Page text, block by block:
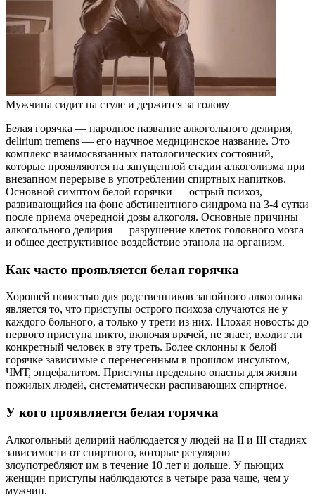
Мужчина сидит на стуле и держится за голову
Белая горячка — народное название алкогольного делирия,
delirium tremens — его научное медицинское название. Это
комплекс взаимосвязанных патологических состояний,
которые проявляются на запущенной стадии алкоголизма при
внезапном перерыве в употреблении спиртных напитков.
Основной симптом белой горячки — острый психоз,
развивающийся на фоне абстинентного синдрома на 3-4 сутки
после приема очередной дозы алкоголя. Основные причины
алкогольного делирия — разрушение клеток головного мозга
и общее деструктивное воздействие этанола на организм.
Как часто проявляется белая горячка
Хорошей новостью для родственников запойного алкоголика
является то, что приступы острого психоза случаются не у
каждого больного, а только у трети из них. Плохая новость: до
первого приступа никто, включая врачей, не знает, входит ли
конкретный человек в эту треть. Более склонны к белой
горячке зависимые с перенесенным в прошлом инсультом,
ЧМТ, энцефалитом. Приступы предельно опасны для жизни
пожилых людей, систематически распивающих спиртное.
У кого проявляется белая горячка
Алкогольный делирий наблюдается у людей на II и III стадиях
зависимости от спиртного, которые регулярно
злоупотребляют им в течение 10 лет и дольше. У пьющих
женщин приступы наблюдаются в четыре раза чаще, чем у
мужчин.